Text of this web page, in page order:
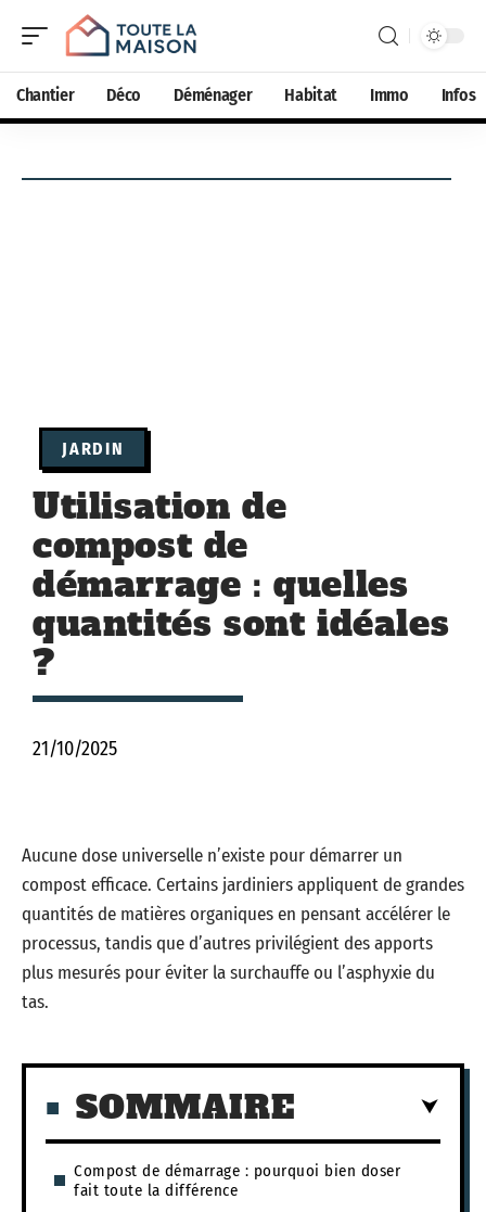
Chantier Déco Déménager Habitat Immo Infos
JARDIN
Utilisation de
compost de
démarrage : quelles
quantités sont idéales
?
21/10/2025
Aucune dose universelle n’existe pour démarrer un
compost efficace. Certains jardiniers appliquent de grandes
quantités de matières organiques en pensant accélérer le
processus, tandis que d’autres privilégient des apports
plus mesurés pour éviter la surchauffe ou l’asphyxie du
tas.
SOMMAIRE
Compost de démarrage : pourquoi bien doser
fait toute la différence